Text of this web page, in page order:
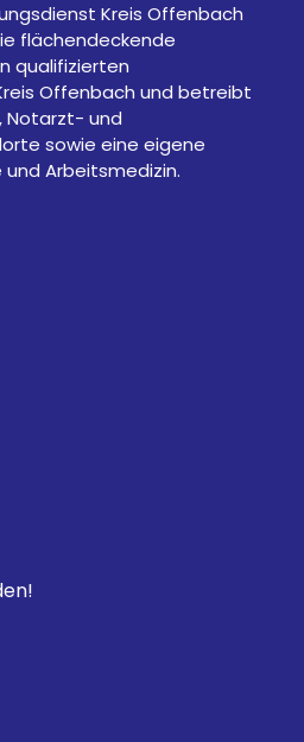
Kreis Offenbach
flächendeckende
qualifizierten
Offenbach und betreibt
Notarzt- und
sowie eine eigene
Arbeitsmedizin.